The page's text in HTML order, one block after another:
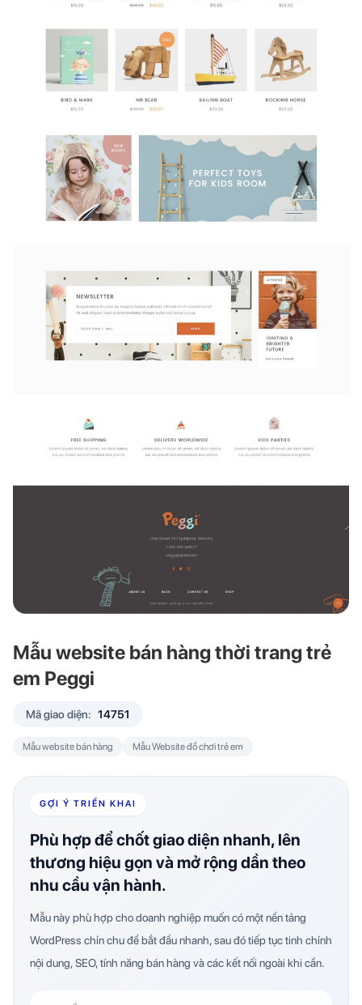
Mẫu website bán hàng thời trang trẻ
em Peggi
Mã giao diện: 14751
Mẫu website bán hàng Mẫu Website đồ chơi trẻ em
GỢI Ý TRIỂN KHAI
Phù hợp để chốt giao diện nhanh, lên
thương hiệu gọn và mở rộng dần theo
nhu cầu vận hành.
Mẫu này phù hợp cho doanh nghiệp muốn có một nền tảng
WordPress chỉn chu để bắt đầu nhanh, sau đó tiếp tục tinh chỉnh
nội dung, SEO, tính năng bán hàng và các kết nối ngoài khi cần.